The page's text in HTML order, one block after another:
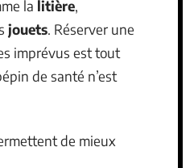
la litière,
jouets. Réserver une
imprévus est tout
de santé n’est
de mieux